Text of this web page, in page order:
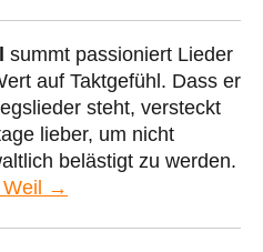
summt passioniert Lieder
auf Taktgefühl. Dass er
steht, versteckt
lieber, um nicht
belästigt zu werden.
Weil →